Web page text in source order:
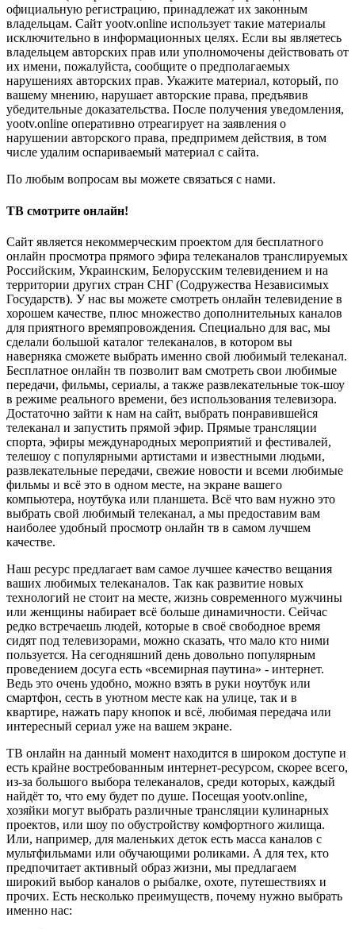
официальную регистрацию, принадлежат их законным
владельцам. Сайт yootv.online использует такие материалы
исключительно в информационных целях. Если вы являетесь
владельцем авторских прав или уполномочены действовать от
их имени, пожалуйста, сообщите о предполагаемых
нарушениях авторских прав. Укажите материал, который, по
вашему мнению, нарушает авторские права, предъявив
убедительные доказательства. После получения уведомления,
yootv.online оперативно отреагирует на заявления о
нарушении авторского права, предпримем действия, в том
числе удалим оспариваемый материал с сайта.
По любым вопросам вы можете связаться с нами.
ТВ смотрите онлайн!
Сайт является некоммерческим проектом для бесплатного
онлайн просмотра прямого эфира телеканалов транслируемых
Российским, Украинским, Белорусским телевидением и на
территории других стран СНГ (Содружества Независимых
Государств). У нас вы можете смотреть онлайн телевидение в
хорошем качестве, плюс множество дополнительных каналов
для приятного времяпровождения. Специально для вас, мы
сделали большой каталог телеканалов, в котором вы
наверняка сможете выбрать именно свой любимый телеканал.
Бесплатное онлайн тв позволит вам смотреть свои любимые
передачи, фильмы, сериалы, а также развлекательные ток-шоу
в режиме реального времени, без использования телевизора.
Достаточно зайти к нам на сайт, выбрать понравившейся
телеканал и запустить прямой эфир. Прямые трансляции
спорта, эфиры международных мероприятий и фестивалей,
телешоу с популярными артистами и известными людьми,
развлекательные передачи, свежие новости и всеми любимые
фильмы и всё это в одном месте, на экране вашего
компьютера, ноутбука или планшета. Всё что вам нужно это
выбрать свой любимый телеканал, а мы предоставим вам
наиболее удобный просмотр онлайн тв в самом лучшем
качестве.
Наш ресурс предлагает вам самое лучшее качество вещания
ваших любимых телеканалов. Так как развитие новых
технологий не стоит на месте, жизнь современного мужчины
или женщины набирает всё больше динамичности. Сейчас
редко встречаешь людей, которые в своё свободное время
сидят под телевизорами, можно сказать, что мало кто ними
пользуется. На сегодняшний день довольно популярным
проведением досуга есть «всемирная паутина» - интернет.
Ведь это очень удобно, можно взять в руки ноутбук или
смартфон, сесть в уютном месте как на улице, так и в
квартире, нажать пару кнопок и всё, любимая передача или
интересный сериал уже на вашем экране.
ТВ онлайн на данный момент находится в широком доступе и
есть крайне востребованным интернет-ресурсом, скорее всего,
из-за большого выбора телеканалов, среди которых, каждый
найдёт то, что ему будет по душе. Посещая yootv.online,
хозяйки могут выбрать различные трансляции кулинарных
проектов, или шоу по обустройству комфортного жилища.
Или, например, для маленьких деток есть масса каналов с
мультфильмами или обучающими роликами. А для тех, кто
предпочитает активный образ жизни, мы предлагаем
широкий выбор каналов о рыбалке, охоте, путешествиях и
прочих. Есть несколько преимуществ, почему нужно выбрать
именно нас: